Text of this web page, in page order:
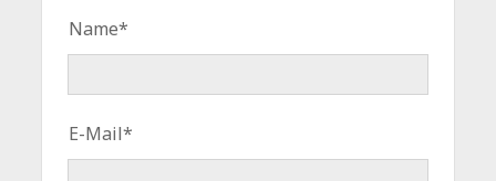
Name*
E-Mail*